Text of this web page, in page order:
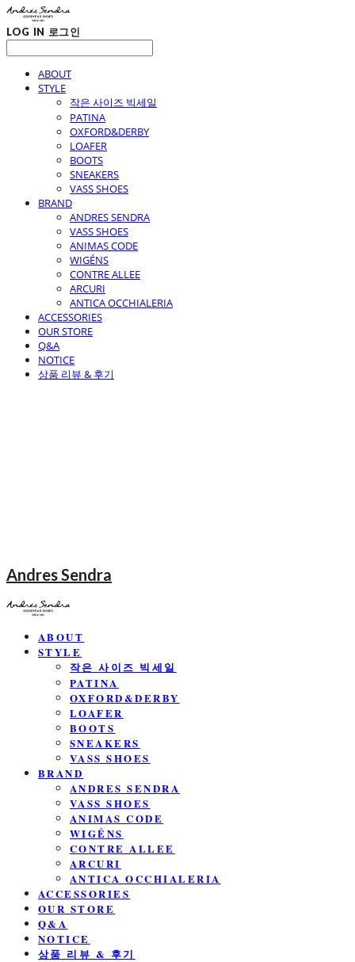
LOG IN 로그인
ABOUT
STYLE
작은 사이즈 빅세일
PATINA
OXFORD&DERBY
LOAFER
BOOTS
SNEAKERS
VASS SHOES
BRAND
ANDRES SENDRA
VASS SHOES
ANIMAS CODE
WIGÉNS
CONTRE ALLEE
ARCURI
ANTICA OCCHIALERIA
ACCESSORIES
OUR STORE
Q&A
NOTICE
상품 리뷰 & 후기
Andres Sendra
ABOUT
STYLE
작은 사이즈 빅세일
PATINA
OXFORD&DERBY
LOAFER
BOOTS
SNEAKERS
VASS SHOES
BRAND
ANDRES SENDRA
VASS SHOES
ANIMAS CODE
WIGÉNS
CONTRE ALLEE
ARCURI
ANTICA OCCHIALERIA
ACCESSORIES
OUR STORE
Q&A
NOTICE
상품 리뷰 & 후기